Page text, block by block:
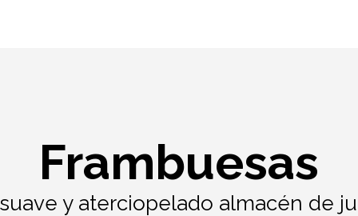
Frambuesas
y aterciopelado almacén de